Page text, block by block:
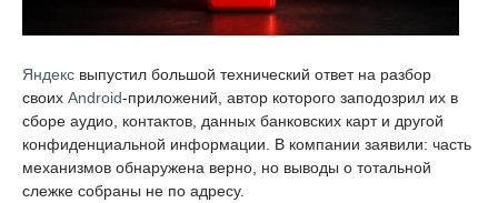
Яндекс выпустил большой технический ответ на разбор
своих Android-приложений, автор которого заподозрил их в
сборе аудио, контактов, данных банковских карт и другой
конфиденциальной информации. В компании заявили: часть
механизмов обнаружена верно, но выводы о тотальной
слежке собраны не по адресу.